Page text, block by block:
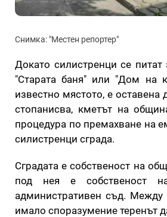
Снимка: "Местен репортер"
Докато силистренци се питат
"Старата баня" или "Дом на
известно мястото, е оставена
стопанисва, кметът на
процедура по премахване на
силистренци сграда.
Сградата е собственост на
под нея е собственост на
административен съд.
имало споразумение теренът